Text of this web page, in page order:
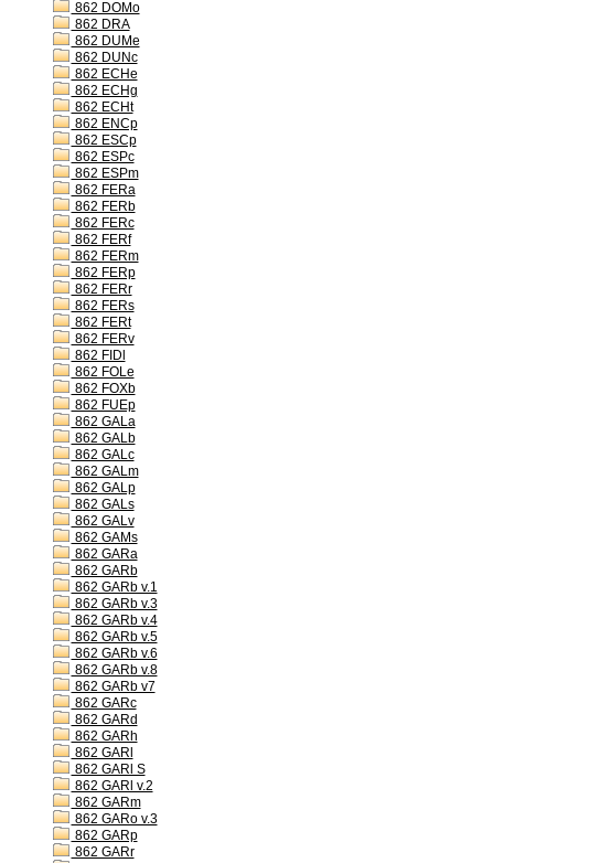
862 DOMo
862 DRA
862 DUMe
862 DUNc
862 ECHe
862 ECHg
862 ECHt
862 ENCp
862 ESCp
862 ESPc
862 ESPm
862 FERa
862 FERb
862 FERc
862 FERf
862 FERm
862 FERp
862 FERr
862 FERs
862 FERt
862 FERv
862 FIDl
862 FOLe
862 FOXb
862 FUEp
862 GALa
862 GALb
862 GALc
862 GALm
862 GALp
862 GALs
862 GALv
862 GAMs
862 GARa
862 GARb
862 GARb v.1
862 GARb v.3
862 GARb v.4
862 GARb v.5
862 GARb v.6
862 GARb v.8
862 GARb v7
862 GARc
862 GARd
862 GARh
862 GARl
862 GARl S
862 GARl v.2
862 GARm
862 GARo v.3
862 GARp
862 GARr